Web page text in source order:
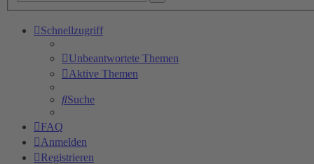
Schnellzugriff
Unbeantwortete Themen
Aktive Themen
Suche
FAQ
Anmelden
Registrieren